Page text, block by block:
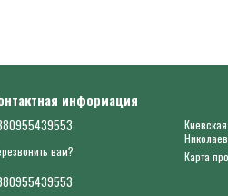
информация
вам?
Карта